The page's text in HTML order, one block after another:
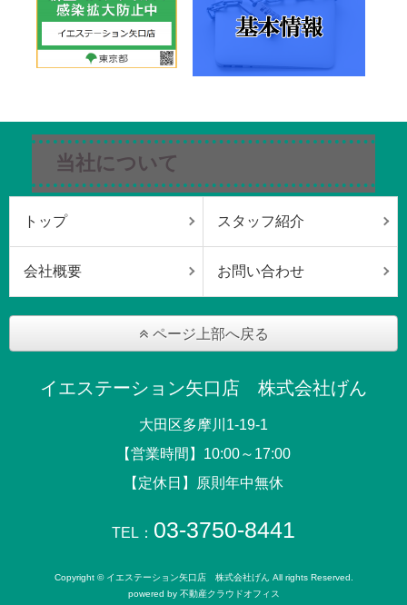
当社について
トップ スタッフ紹介
会社概要 お問い合わせ
ページ上部へ戻る
イエステーション矢口店 株式会社げん
大田区多摩川1-19-1
【営業時間】10:00～17:00
【定休日】原則年中無休
TEL： 03-3750-8441
Copyright © イエステーション矢口店 株式会社げん All rights Reserved.
powered by 不動産クラウドオフィス